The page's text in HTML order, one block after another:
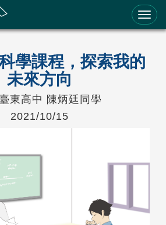
育才輔助系統
學課程，探索我的
未來方向
東高中 陳炳廷同學
2021/10/15